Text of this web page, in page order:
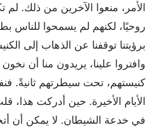
الأمر، منعوا الآخرين من ذلك.
روحيًا، لكنهم لم يسمحوا للناس
برؤيتنا توقفنا عن الذهاب إلى
وافتروا علينا، يريدون منا أن نخون
كنيستهم، تحت سيطرتهم ثانيةً.
الأيام الأخيرة. حين أدركت هذا،
في خدعة الشيطان. لا يمكن أن